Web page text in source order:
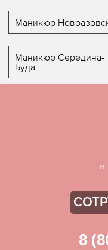
Маникюр
Маникюр Середина-
Буда
в
8